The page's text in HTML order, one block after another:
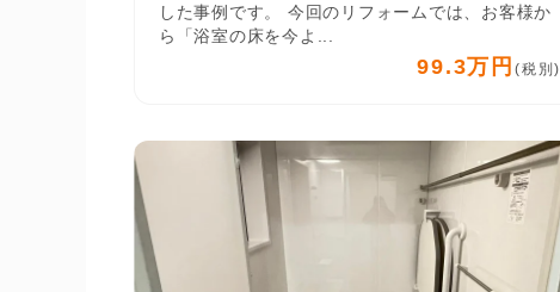
した事例です。 今回のリフォームでは、お客様か
ら「浴室の床を今よ...
99.3万円 (税別)